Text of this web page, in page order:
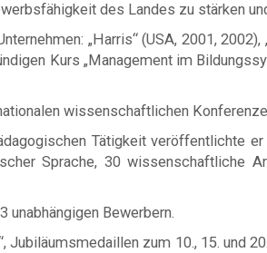
des Landes zu stärken
„Harris“ (USA, 2001, 2002),
Kurs „Management im
wissenschaftlichen
Tätigkeit veröffentlichte
Sprache, 30 wissenschaftliche
Bewerbern.
zum 10., 15. und